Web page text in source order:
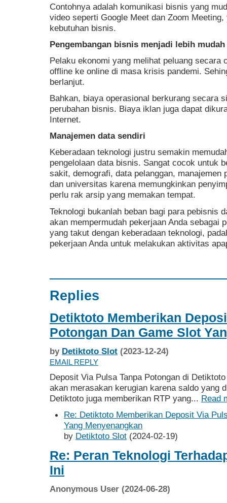
Contohnya adalah komunikasi bisnis yang
video seperti Google Meet dan Zoom
kebutuhan bisnis.
Pengembangan bisnis menjadi lebih mudah
Pelaku ekonomi yang melihat peluang secara
offline ke online di masa krisis pandemi.
berlanjut.
Bahkan, biaya operasional berkurang secara
perubahan bisnis. Biaya iklan juga dapat
Internet.
Manajemen data sendiri
Keberadaan teknologi justru semakin
pengelolaan data bisnis. Sangat cocok untuk
sakit, demografi, data pelanggan,
dan universitas karena memungkinkan
perlu rak arsip yang memakan tempat.
Teknologi bukanlah beban bagi para pebisnis
akan mempermudah pekerjaan Anda sebagai
yang takut dengan keberadaan teknologi,
pekerjaan Anda untuk melakukan aktivitas
Replies
Detiktoto Memberikan
Potongan Dan Game Slot
by Detiktoto Slot (2023-12-24)
EMAIL REPLY
Deposit Via Pulsa Tanpa Potongan di
akan merasakan kerugian karena saldo yang
Detiktoto juga memberikan RTP yang... Read
Re: Detiktoto Memberikan Deposit Via
Yang Menyenangkan
by Detiktoto Slot (2024-02-19)
Re: Peran Teknologi
Ini
Anonymous User (2024-06-28)